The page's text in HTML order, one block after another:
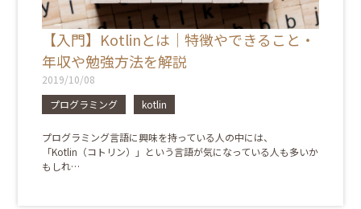
【入門】Kotlinとは｜特徴やできること・
年収や勉強方法を解説
2019/10/08
プログラミング
kotlin
プログラミング言語に興味を持っている人の中には、
「Kotlin（コトリン）」という言語が気になっている人も多いか
もしれ…